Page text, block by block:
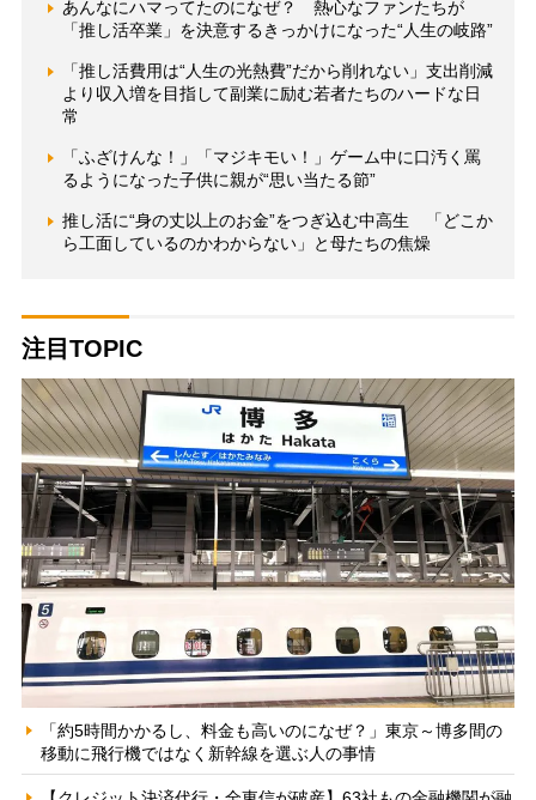
あんなにハマってたのになぜ？ 熱心なファンたちが
「推し活卒業」を決意するきっかけになった“人生の岐路”
「推し活費用は“人生の光熱費”だから削れない」支出削減
より収入増を目指して副業に励む若者たちのハードな日
常
「ふざけんな！」「マジキモい！」ゲーム中に口汚く罵
るようになった子供に親が“思い当たる節”
推し活に“身の丈以上のお金”をつぎ込む中高生 「どこか
ら工面しているのかわからない」と母たちの焦燥
注目TOPIC
「約5時間かかるし、料金も高いのになぜ？」東京～博多間の
移動に飛行機ではなく新幹線を選ぶ人の事情